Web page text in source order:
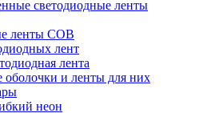
светодиодные ленты
ленты COB
лент
лента
и ленты для них